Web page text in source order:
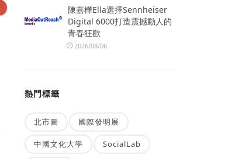
陳嘉樺Ella選擇Sennheiser
Digital 6000打造震撼動人的
青春狂歡
2026/08/06
熱門標籤
北市圖 國際發明展
中國文化大學 SocialLab